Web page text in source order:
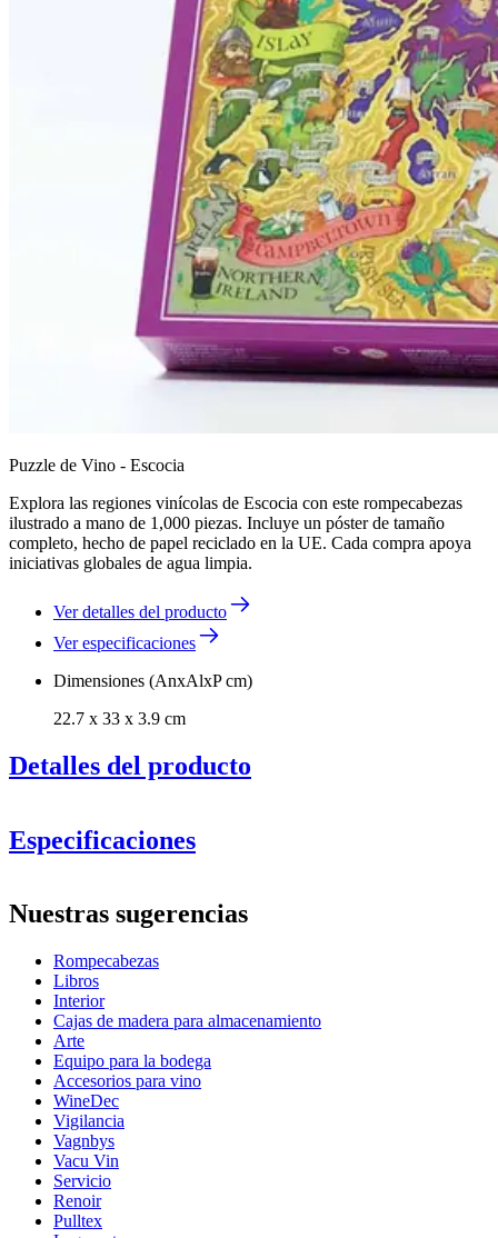
Puzzle de Vino - Escocia
Explora las regiones vinícolas de Escocia con este rompecabezas
ilustrado a mano de 1,000 piezas. Incluye un póster de tamaño
completo, hecho de papel reciclado en la UE. Cada compra apoya
iniciativas globales de agua limpia.
Ver detalles del producto
Ver especificaciones
Dimensiones (AnxAlxP cm)
22.7 x 33 x 3.9 cm
Detalles del producto
Especificaciones
Número de productoWWSCOTLAND
Dimensiones (AnxAlxP cm)
Altura (cm)
Ancho (cm)22.7
Peso (kg)
Profundidad (cm)3.9
Nuestras sugerencias
Rompecabezas
Libros
Interior
Cajas de madera para almacenamiento
Arte
Equipo para la bodega
Accesorios para vino
WineDec
Vigilancia
Vagnbys
Vacu Vin
Servicio
Renoir
Pulltex